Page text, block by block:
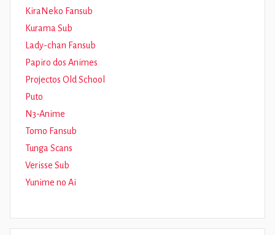
KiraNeko Fansub
Kurama Sub
Lady-chan Fansub
Papiro dos Animes
Projectos Old School
Puto
N3-Anime
Tomo Fansub
Tunga Scans
Verisse Sub
Yunime no Ai